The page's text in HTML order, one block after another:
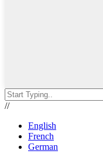
//
English
French
German